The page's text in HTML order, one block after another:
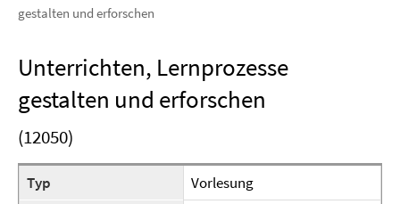
gestalten und erforschen
Unterrichten, Lernprozesse
gestalten und erforschen
(12050)
Typ
Vorlesung